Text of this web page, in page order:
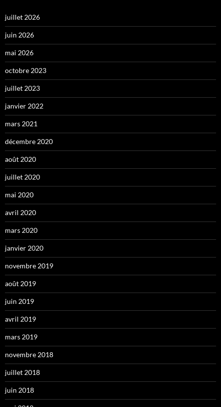
juillet 2026
juin 2026
mai 2026
octobre 2023
juillet 2023
janvier 2022
mars 2021
décembre 2020
août 2020
juillet 2020
mai 2020
avril 2020
mars 2020
janvier 2020
novembre 2019
août 2019
juin 2019
avril 2019
mars 2019
novembre 2018
juillet 2018
juin 2018